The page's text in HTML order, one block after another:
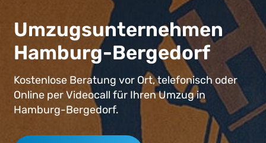
Umzugsunternehmen
Hamburg-Bergedorf
Kostenlose Beratung vor Ort, telefonisch oder
Online per Videocall für Ihren Umzug in
Hamburg-Bergedorf.